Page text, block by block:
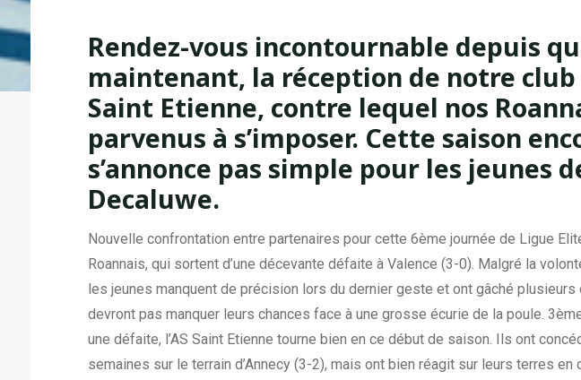
Rendez-vous incontournable depuis
maintenant, la réception de notre club
Saint Etienne, contre lequel nos
parvenus à s’imposer. Cette saison
s’annonce pas simple pour les jeunes
Decaluwe.
Nouvelle confrontation entre partenaires pour cette 6ème journée de Ligue
Roannais, qui sortent d’une décevante défaite à Valence (3-0). Malgré la
les jeunes manquent de précision lors du dernier geste et ont gâché
devront pas manquer leurs chances face à une grosse écurie de la poule.
une défaite, l’AS Saint Etienne tourne bien en ce début de saison. Ils ont
semaines sur le terrain d’Annecy (3-2), mais ont bien réagit sur leurs terres